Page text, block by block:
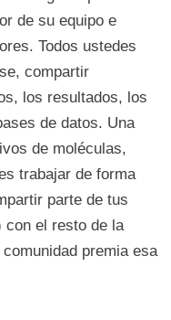
de su equipo e
Todos ustedes
compartir
los resultados, los
de datos. Una
de moléculas,
trabajar de forma
parte de tus
con el resto de la
premia esa